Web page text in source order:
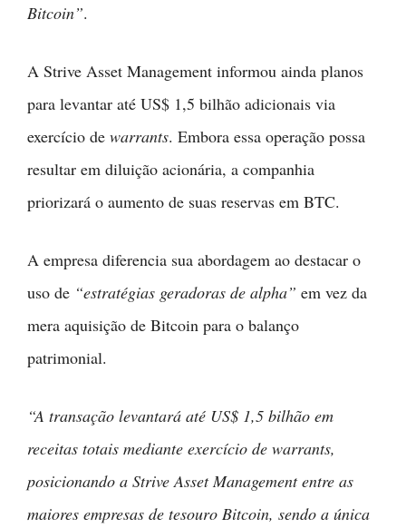
Bitcoin”.
A Strive Asset Management informou ainda planos
para levantar até US$ 1,5 bilhão adicionais via
exercício de warrants. Embora essa operação possa
resultar em diluição acionária, a companhia
priorizará o aumento de suas reservas em BTC.
A empresa diferencia sua abordagem ao destacar o
uso de “estratégias geradoras de alpha” em vez da
mera aquisição de Bitcoin para o balanço
patrimonial.
“A transação levantará até US$ 1,5 bilhão em
receitas totais mediante exercício de warrants,
posicionando a Strive Asset Management entre as
maiores empresas de tesouro Bitcoin, sendo a única